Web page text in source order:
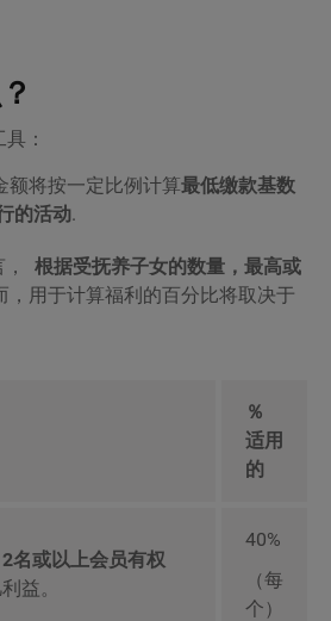
：
额将按一定比例计算最低缴款基数
的活动.
， 根据受抚养子女的数量，最高或
，用于计算福利的百分比将取决于
％
适用
的
2名或以上会员有权
益。
40%
（每
个）